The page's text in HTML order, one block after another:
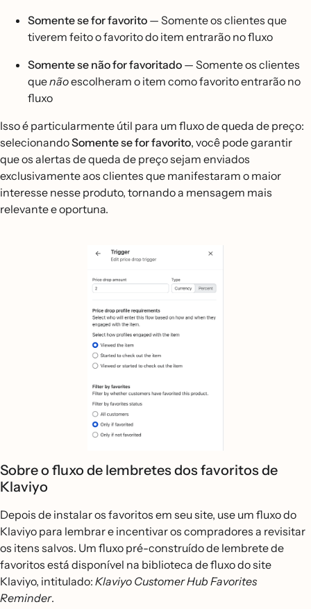
Somente se for favorito — Somente os clientes que
tiverem feito o favorito do item entrarão no fluxo
Somente se não for favoritado — Somente os clientes
quenãoescolheram o item como favorito entrarão no
fluxo
Isso é particularmente útil para um fluxo de queda de preço:
selecionandoSomente se for favorito, você pode garantir
que os alertas de queda de preço sejam enviados
exclusivamente aos clientes que manifestaram o maior
interesse nesse produto, tornando a mensagem mais
relevante e oportuna.
Sobre o fluxo de lembretes dos favoritos de
Klaviyo
Depois de instalar os favoritos em seu site, use um fluxo do
Klaviyo para lembrar e incentivar os compradores a revisitar
os itens salvos. Um fluxo pré-construído de lembrete de
favoritos está disponível na biblioteca de fluxo do site
Klaviyo, intitulado: Klaviyo Customer Hub Favorites
Reminder.